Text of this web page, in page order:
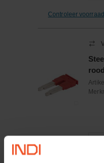
Controleer voorraad
rood